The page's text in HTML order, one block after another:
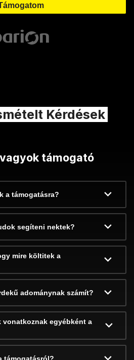
Kérdések
támogató
a támogatásra?
segíteni nektek?
mire költitek a
adománynak számít?
egyébként a